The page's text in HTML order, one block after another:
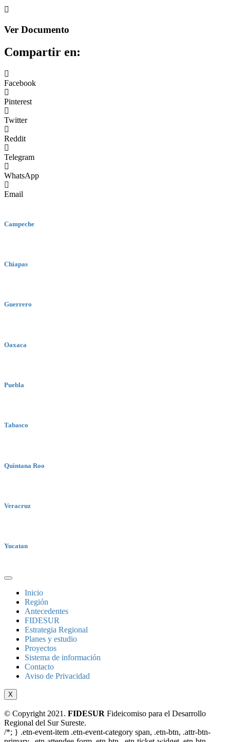
Ver Documento
Compartir en:
Facebook
Pinterest
Twitter
Reddit
Telegram
WhatsApp
Email
Campeche
Chiapas
Guerrero
Oaxaca
Puebla
Tabasco
Quintana Roo
Veracruz
Yucatan
Inicio
Región
Antecedentes
FIDESUR
Estrategia Regional
Planes y estudio
Proyectos
Sistema de información
Contacto
Aviso de Privacidad
X
© Copyright 2021. FIDESUR Fideicomiso para el Desarrollo
Regional del Sur Sureste.
/*; } .etn-event-item .etn-event-category span, .etn-btn, .attr-btn-